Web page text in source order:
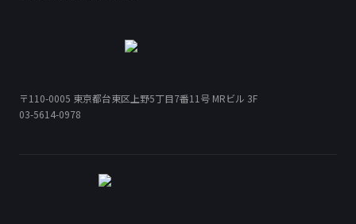
〒110-0005
東京都台東区上野5丁目7番11号 MRビル 3F
Privacy Policy
〒110-0005 東京都台東区上野5丁目7番11号 MRビル 3F
03-5614-0978